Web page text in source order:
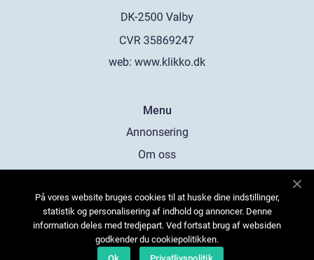
web: www.klikko.dk
Menu
Annonsering
Om oss
Kontakta oss
Sitemap
På vores website bruges cookies til at huske dine indstillinger,
statistik og personalisering af indhold og annoncer. Denne
information deles med tredjepart. Ved fortsat brug af websiden
godkender du cookiepolitikken.